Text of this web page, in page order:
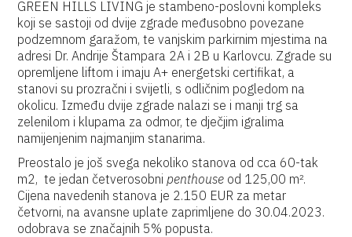
GREEN HILLS LIVING je stambeno-poslovni kompleks
koji se sastoji od dvije zgrade međusobno povezane
podzemnom garažom, te vanjskim parkirnim mjestima na
adresi Dr. Andrije Štampara 2A i 2B u Karlovcu. Zgrade su
opremljene liftom i imaju A+ energetski certifikat, a
stanovi su prozračni i svijetli, s odličnim pogledom na
okolicu. Između dvije zgrade nalazi se i manji trg sa
zelenilom i klupama za odmor, te dječjim igralima
namijenjenim najmanjim stanarima.
Preostalo je još svega nekoliko stanova od cca 60-tak
m2, te jedan četverosobnipenthouse od 125,00 m².
Cijena navedenih stanova je 2.150 EUR za metar
četvorni, na avansne uplate zaprimljene do 30.04.2023.
odobrava se značajnih 5% popusta.